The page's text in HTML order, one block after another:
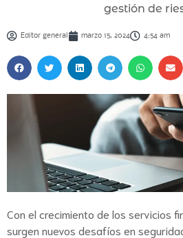
gestión de
Editor general marzo 15, 2024 4:54 am
Con el crecimiento de los servicios
surgen nuevos desafíos en